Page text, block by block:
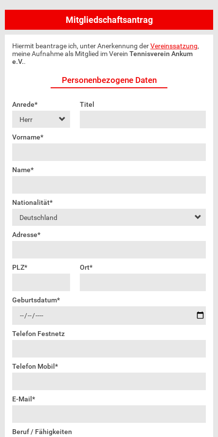
Mitgliedschaftsantrag
Hiermit beantrage ich, unter Anerkennung derVereinssatzung,
meine Aufnahme als Mitglied im Verein Tennisverein Ankum
e.V..
Personenbezogene Daten
Anrede* Titel
Vorname*
Name*
Nationalität*
Adresse*
PLZ* Ort*
Geburtsdatum*
Telefon Festnetz
Telefon Mobil*
E-Mail*
Beruf / Fähigkeiten